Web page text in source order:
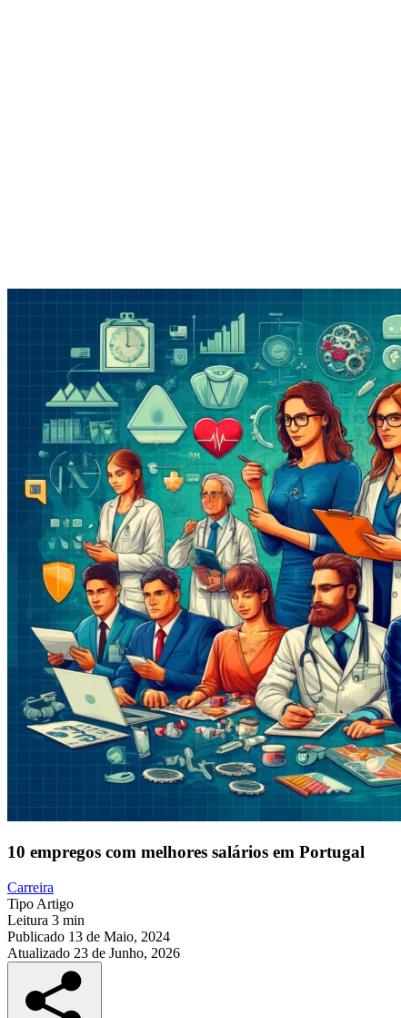
10 empregos com melhores salários em Portugal
Carreira
Tipo Artigo
Leitura 3 min
Publicado 13 de Maio, 2024
Atualizado 23 de Junho, 2026